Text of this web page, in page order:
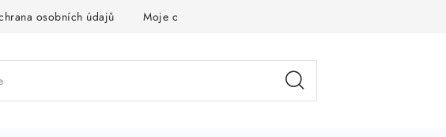
osobních údajů Moje objednávka